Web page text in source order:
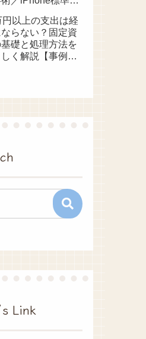
円以上の支出は経
らない？固定資
礎と処理方法を
く解説【事例つ
Link